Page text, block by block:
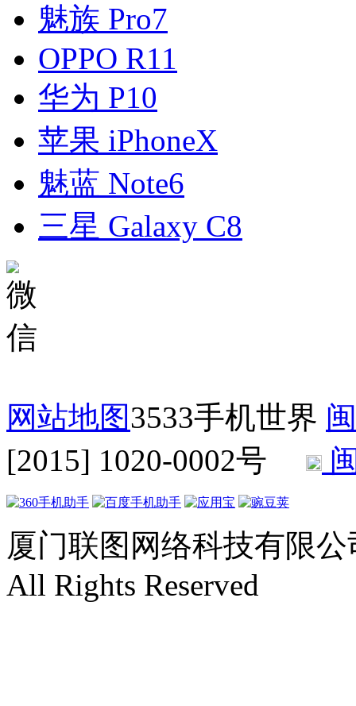
魅族 Pro7
OPPO R11
华为 P10
苹果 iPhoneX
魅蓝 Note6
三星 Galaxy C8
网站地图3533手机世界
[2015] 1020-0002号
厦门联图网络科技有限公
All Rights Reserved